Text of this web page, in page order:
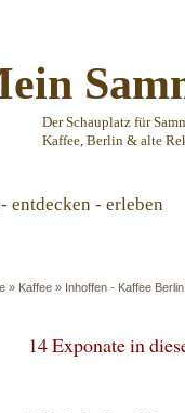
Der Schauplatz für
Kaffee, Berlin & alte
entdecken - erleben
» Kaffee » Inhoffen - Kaffee Berlin
14 Exponate in